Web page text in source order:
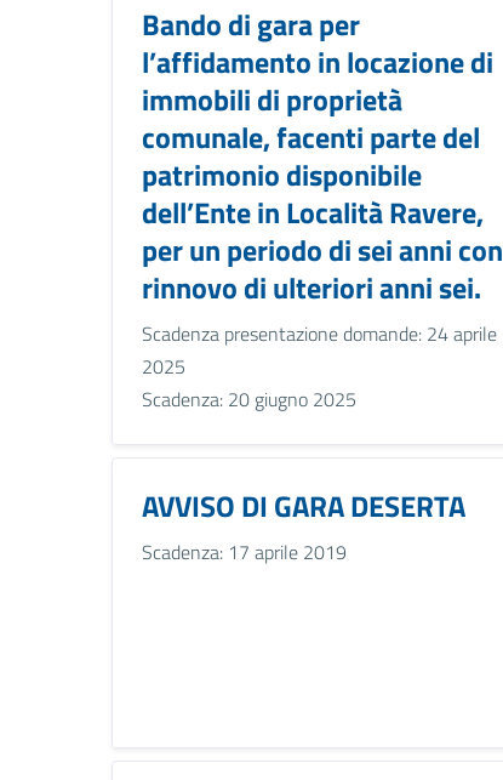
Bando di gara per
l’affidamento in locazione di
immobili di proprietà
comunale, facenti parte del
patrimonio disponibile
dell’Ente in Località Ravere,
per un periodo di sei anni con
rinnovo di ulteriori anni sei.
Scadenza presentazione domande: 24 aprile
2025
Scadenza: 20 giugno 2025
AVVISO DI GARA DESERTA
Scadenza: 17 aprile 2019